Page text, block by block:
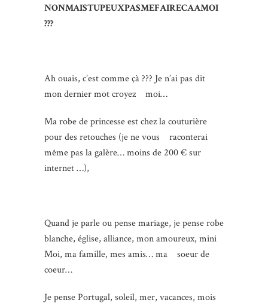
NONMAISTUPEUXPASMEFAIRECAAMOI
???
Ah ouais, c’est comme çà ??? Je n’ai pas dit
mon dernier mot croyez moi…
Ma robe de princesse est chez la couturière
pour des retouches (je ne vous raconterai
même pas la galère… moins de 200 € sur
internet …),
Quand je parle ou pense mariage, je pense robe
blanche, église, alliance, mon amoureux, mini
Moi, ma famille, mes amis… ma soeur de
coeur…
Je pense Portugal, soleil, mer, vacances, mois